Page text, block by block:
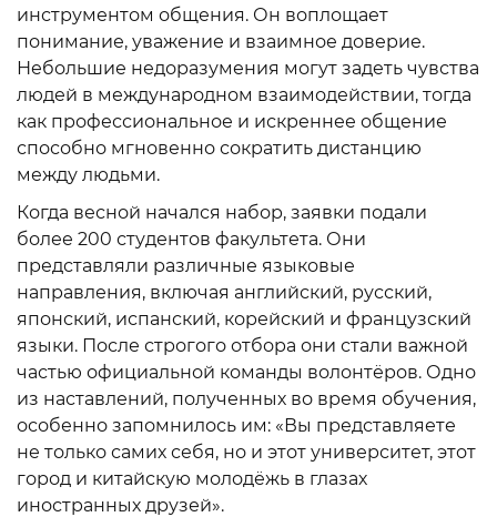
инструментом общения. Он воплощает
понимание, уважение и взаимное доверие.
Небольшие недоразумения могут задеть чувства
людей в международном взаимодействии, тогда
как профессиональное и искреннее общение
способно мгновенно сократить дистанцию
между людьми.
Когда весной начался набор, заявки подали
более 200 студентов факультета. Они
представляли различные языковые
направления, включая английский, русский,
японский, испанский, корейский и французский
языки. После строгого отбора они стали важной
частью официальной команды волонтёров. Одно
из наставлений, полученных во время обучения,
особенно запомнилось им: «Вы представляете
не только самих себя, но и этот университет, этот
город и китайскую молодёжь в глазах
иностранных друзей».